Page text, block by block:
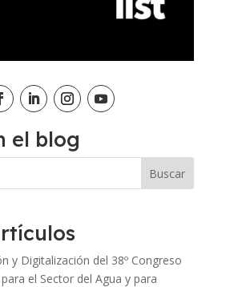
el blog
y Digitalización del 38º Congreso
el Sector del Agua y para